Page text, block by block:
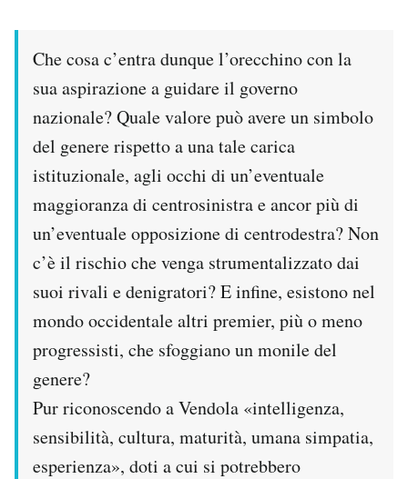
Che cosa c’entra dunque l’orecchino con la
sua aspirazione a guidare il governo
nazionale? Quale valore può avere un simbolo
del genere rispetto a una tale carica
istituzionale, agli occhi di un’eventuale
maggioranza di centrosinistra e ancor più di
un’eventuale opposizione di centrodestra? Non
c’è il rischio che venga strumentalizzato dai
suoi rivali e denigratori? E infine, esistono nel
mondo occidentale altri premier, più o meno
progressisti, che sfoggiano un monile del
genere?
Pur riconoscendo a Vendola «intelligenza,
sensibilità, cultura, maturità, umana simpatia,
esperienza», doti a cui si potrebbero